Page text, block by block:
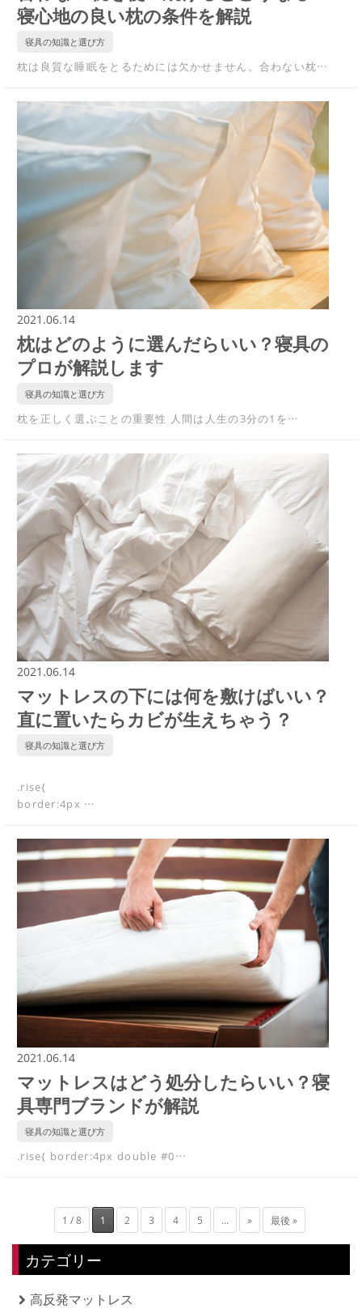
寝心地の良い枕の条件を解説
寝具の知識と選び方
枕は良質な睡眠をとるためには欠かせません。合わない枕…
2021.06.14
枕はどのように選んだらいい？寝具の
プロが解説します
寝具の知識と選び方
枕を正しく選ぶことの重要性 人間は人生の3分の1を…
2021.06.14
マットレスの下には何を敷けばいい？
直に置いたらカビが生えちゃう？
寝具の知識と選び方
.rise{
border:4px …
2021.06.14
マットレスはどう処分したらいい？寝
具専門ブランドが解説
寝具の知識と選び方
.rise{ border:4px double #0…
1 / 8 1 2 3 4 5 ... » 最後 »
カテゴリー
高反発マットレス